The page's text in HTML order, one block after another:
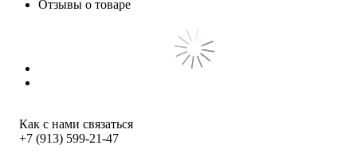
Отзывы о товаре
Как с нами связаться
+7 (913) 599-21-47